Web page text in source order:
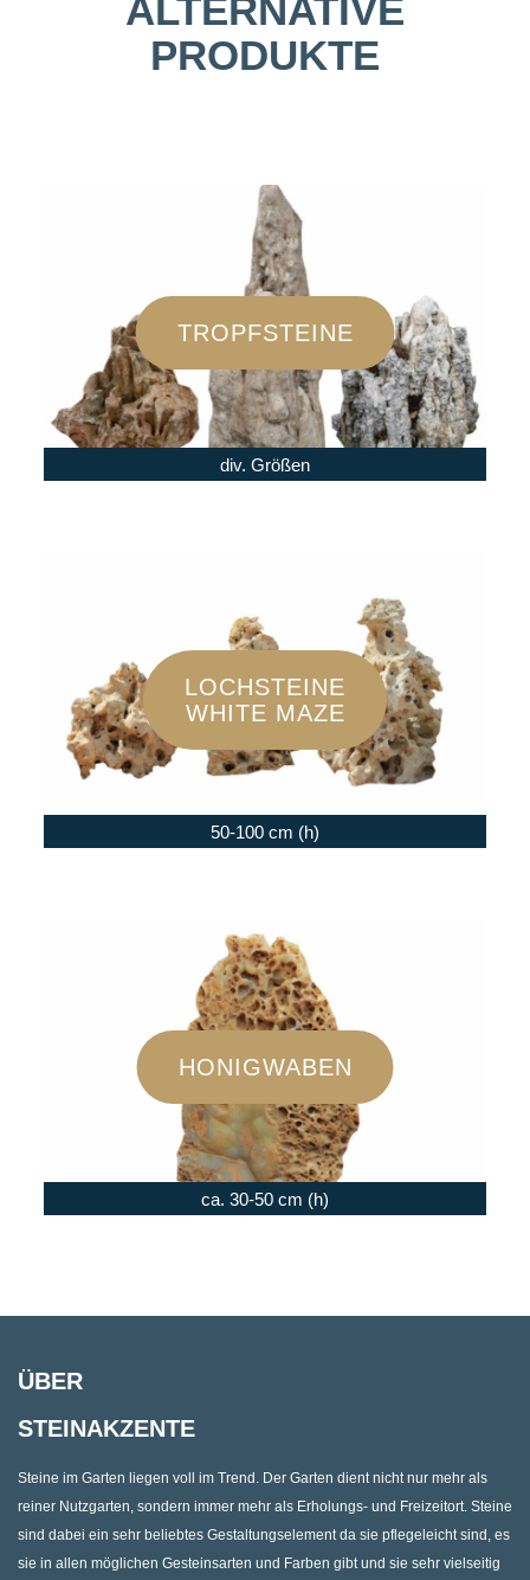
ALTERNATIVE
PRODUKTE
TROPFSTEINE
div. Größen
LOCHSTEINE
WHITE MAZE
50-100 cm (h)
HONIGWABEN
ca. 30-50 cm (h)
ÜBER
STEINAKZENTE
Steine im Garten liegen voll im Trend. Der Garten dient nicht nur mehr als
reiner Nutzgarten, sondern immer mehr als Erholungs- und Freizeitort. Steine
sind dabei ein sehr beliebtes Gestaltungselement da sie pflegeleicht sind, es
sie in allen möglichen Gesteinsarten und Farben gibt und sie sehr vielseitig